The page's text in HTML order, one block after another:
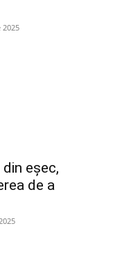
2025
eșec,
de a